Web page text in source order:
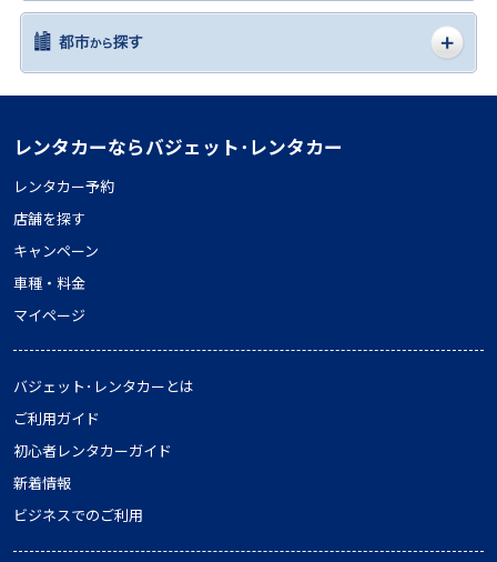
レンタカーならバジェット･レンタカー
レンタカー予約
店舗を探す
キャンペーン
車種・料金
マイページ
バジェット･レンタカーとは
ご利用ガイド
初心者レンタカーガイド
新着情報
ビジネスでのご利用